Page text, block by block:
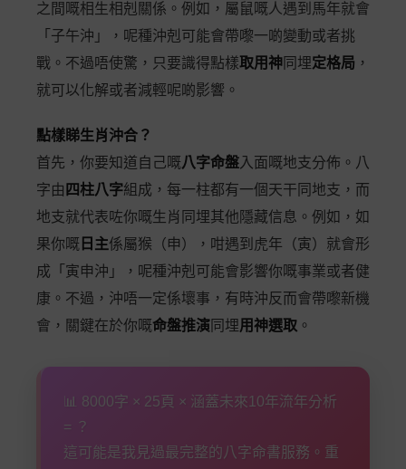
之間嘅相生相剋關係。例如，屬鼠嘅人遇到馬年就會
「子午沖」，呢種沖剋可能會帶嚟一啲變動或者挑
戰。不過唔使驚，只要識得點樣取用神 同埋定格局 ，
就可以化解或者減輕呢啲影響。
點樣睇生肖沖合？
首先，你要知道自己嘅八字命盤入面嘅地支分佈。八
字由 四柱八字組成，每一柱都有一個天干同地支，而
地支就代表咗你嘅生肖同埋其他隱藏信息。例如，如
果你嘅 日主係屬猴（申），咁遇到虎年（寅）就會形
成「寅申沖」，呢種沖剋可能會影響你嘅事業或者健
康。不過，沖唔一定係壞事，有時沖反而會帶嚟新機
會，關鍵在於你嘅命盤推演 同埋用神選取 。
📊 8000字 × 25頁 × 涵蓋未來10年流年分析
= ？
這可能是我見過最完整的八字命書服務。重